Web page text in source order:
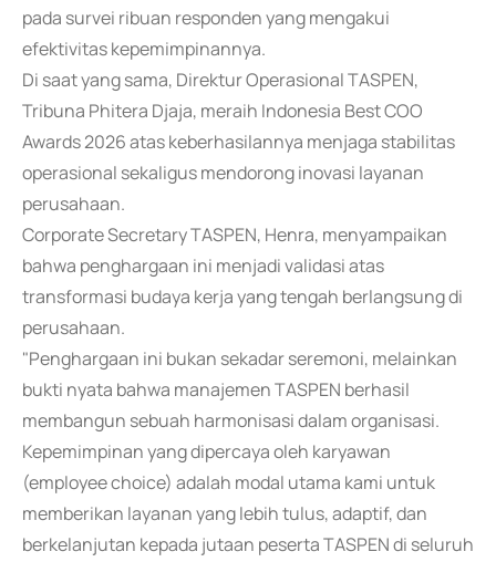
pada survei ribuan responden yang mengakui
efektivitas kepemimpinannya.
Di saat yang sama, Direktur Operasional TASPEN,
Tribuna Phitera Djaja, meraih Indonesia Best COO
Awards 2026 atas keberhasilannya menjaga stabilitas
operasional sekaligus mendorong inovasi layanan
perusahaan.
Corporate Secretary TASPEN, Henra, menyampaikan
bahwa penghargaan ini menjadi validasi atas
transformasi budaya kerja yang tengah berlangsung di
perusahaan.
"Penghargaan ini bukan sekadar seremoni, melainkan
bukti nyata bahwa manajemen TASPEN berhasil
membangun sebuah harmonisasi dalam organisasi.
Kepemimpinan yang dipercaya oleh karyawan
(employee choice) adalah modal utama kami untuk
memberikan layanan yang lebih tulus, adaptif, dan
berkelanjutan kepada jutaan peserta TASPEN di seluruh